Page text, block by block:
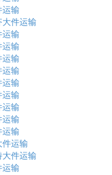
运输
件运输
运输
运输
运输
运输
运输
运输
运输
运输
运输
件运输
件运输
运输